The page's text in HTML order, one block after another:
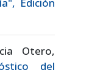
Otero,
del